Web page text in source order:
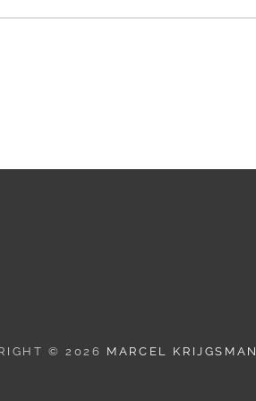
© 2026 MARCEL KRIJGSMAN